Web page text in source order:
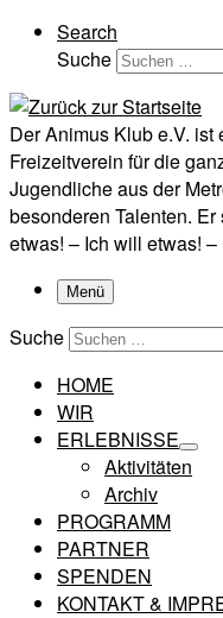
Search
Suche
Der Animus Klub e.V.
Freizeitverein für die
Jugendliche aus der
besonderen Talenten. Er
etwas! – Ich will etwas! –
Menü
Suche
HOME
WIR
ERLEBNISSE
Aktivitäten
Archiv
PROGRAMM
PARTNER
SPENDEN
KONTAKT &